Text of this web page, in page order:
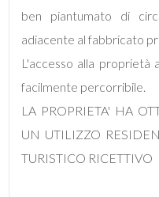
ben piantumato di
adiacente al fabbricato
L'accesso alla proprietà
facilmente percorribile.
LA PROPRIETA' HA
UN UTILIZZO
TURISTICO RICETTIVO
2